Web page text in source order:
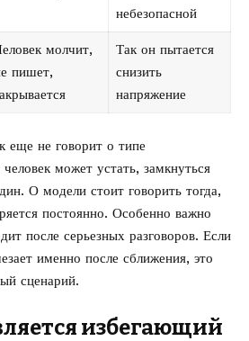
небезопасной
молчит,
пишет,
Так он пытается
снизить
напряжение
еще не говорит о типе
может устать, замкнуться
О модели стоит говорить тогда,
постоянно. Особенно важно
после серьезных разговоров. Если
именно после сближения, это
сценарий.
избегающий